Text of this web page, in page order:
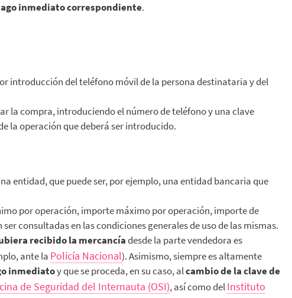
inmediato correspondiente.
introducción del teléfono móvil de la persona destinataria y del
la compra, introduciendo el número de teléfono y una clave
la operación que deberá ser introducido.
entidad, que puede ser, por ejemplo, una entidad bancaria que
por operación, importe máximo por operación, importe de
consultadas en las condiciones generales de uso de las mismas.
recibido la mercancíadesde la parte vendedora es
ante la Policía Nacional). Asimismo, siempre es altamente
inmediatoy que se proceda, en su caso, alcambio de la clave de
de Seguridad del Internauta (OSI), así como delInstituto